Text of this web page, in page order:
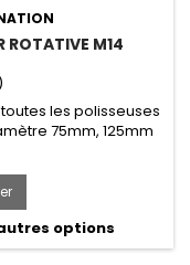
ROTATIVE M14
les polisseuses
75mm, 125mm
options